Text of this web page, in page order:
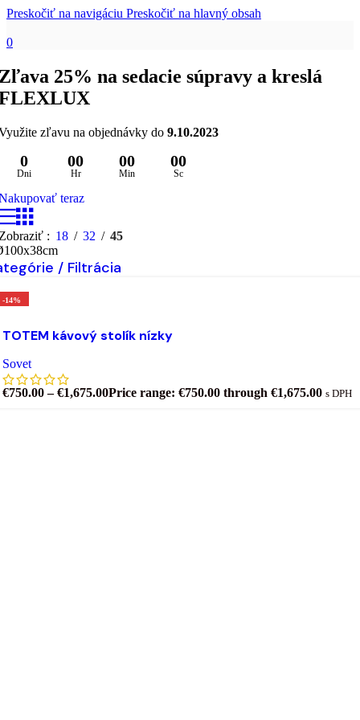
Preskočiť na navigáciu Preskočiť na hlavný obsah
0
25% na sedacie súpravy a kreslá
zľavu na objednávky do 9.10.2023
0
Dni
00
Hr
00
Min
00
Sc
teraz
18 32
45
/ Filtrácia
-14%
na stránke produktu.
do zoznamu želaní
TOTEM kávový stolík nízky
Sovet
€750.00 – €1,675.00Price range: €750.00 through €1,675.00 s DPH